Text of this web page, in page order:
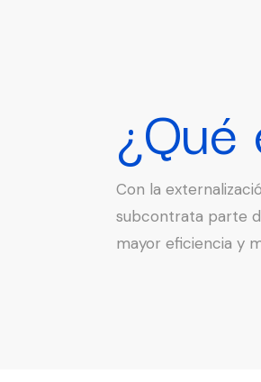
¿Qué
Con la
subcontrata parte
mayor eficiencia y